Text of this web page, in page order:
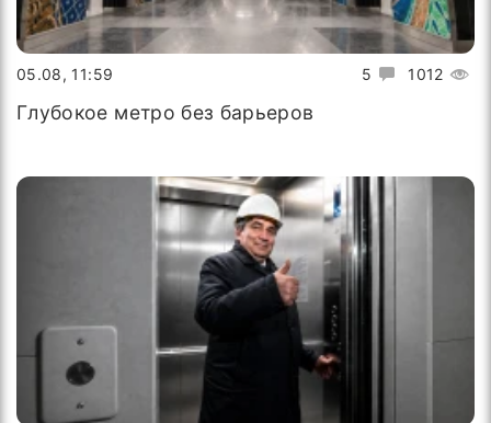
5 1012
05.08, 11:59
Глубокое метро без барьеров